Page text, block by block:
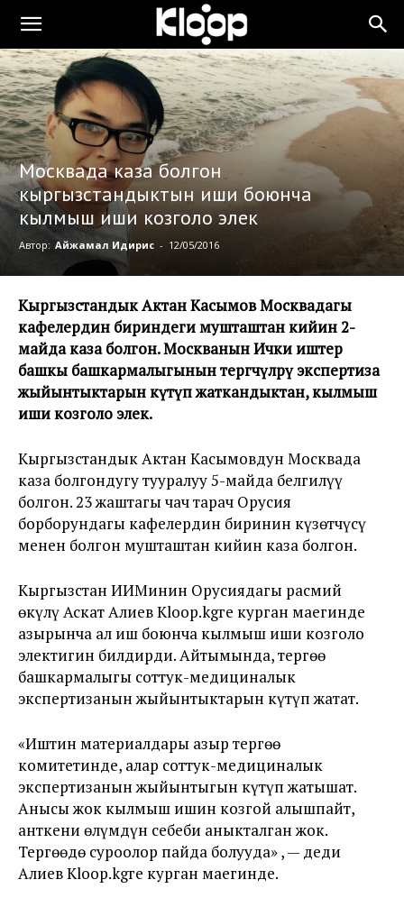
Москвада каза болгон
кыргызстандыктын иши боюнча
кылмыш иши козголо элек
Автор: Айжамал Идирис - 12/05/2016
Кыргызстандык Актан Касымов Москвадагы
кафелердин бириндеги мушташтан кийин 2-
майда каза болгон. Москванын Ички иштер
башкы башкармалыгынын тергөөчүлөрү экспертиза
жыйынтыктарын күтүп жаткандыктан, кылмыш
иши козголо элек.
Кыргызстандык Актан Касымовдун Москвада
каза болгондугу тууралуу 5-майда белгилүү
болгон. 23 жаштагы чач тарач Орусия
борборундагы кафелердин биринин күзөтчүсү
менен болгон мушташтан кийин каза болгон.
Кыргызстан ИИМинин Орусиядагы расмий
өкүлү Аскат Алиев Kloop.kgге курган маегинде
азырынча ал иш боюнча кылмыш иши козголо
электигин билдирди. Айтымында, тергөө
башкармалыгы соттук-медициналык
экспертизанын жыйынтыктарын күтүп жатат.
«Иштин материалдары азыр тергөө
комитетинде, алар соттук-медициналык
экспертизанын жыйынтыгын күтүп жатышат.
Анысы жок кылмыш ишин козгой алышпайт,
анткени өлүмдүн себеби аныкталган жок.
Тергөөдө суроолор пайда болууда» , — деди
Алиев Kloop.kgге курган маегинде.